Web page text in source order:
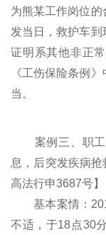
为熊某工作岗位
发当日，救护车
证明系其他非正
《工伤保险条例
当。
案例三、职工
息，后突发疾病
高法行申3687号】
基本案情：
不适，于18点30